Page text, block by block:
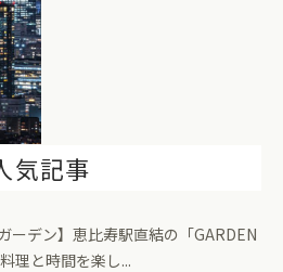
気記事
ーデン】恵比寿駅直結の「GARDEN
理と時間を楽し...